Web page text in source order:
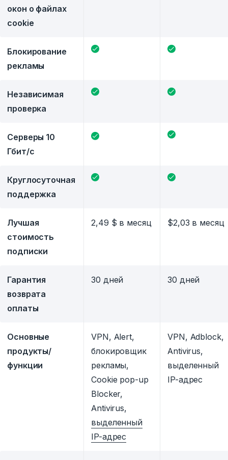
окон о файлах
cookie
Блокирование
рекламы
Независимая
проверка
Серверы 10
Гбит/с
Круглосуточная
поддержка
Лучшая
стоимость
подписки
2,49 $ в месяц $2,03 в месяц
Гарантия
возврата
оплаты
30 дней 30 дней
Основные
продукты/
функции
VPN, Alert,
блокировщик
рекламы,
Cookie pop-up
Blocker,
Antivirus,
выделенный
IP-адрес
VPN, Adblock,
Antivirus,
выделенный
IP-адрес